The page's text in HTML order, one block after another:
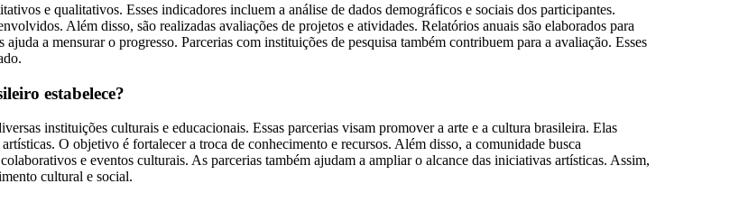
e qualitativos. Esses indicadores incluem a análise de dados demográficos e sociais dos participantes.
Além disso, são realizadas avaliações de projetos e atividades. Relatórios anuais são elaborados para
a mensurar o progresso. Parcerias com instituições de pesquisa também contribuem para a avaliação. Esses
estabelece?
instituições culturais e educacionais. Essas parcerias visam promover a arte e a cultura brasileira. Elas
O objetivo é fortalecer a troca de conhecimento e recursos. Além disso, a comunidade busca
e eventos culturais. As parcerias também ajudam a ampliar o alcance das iniciativas artísticas. Assim,
cultural e social.